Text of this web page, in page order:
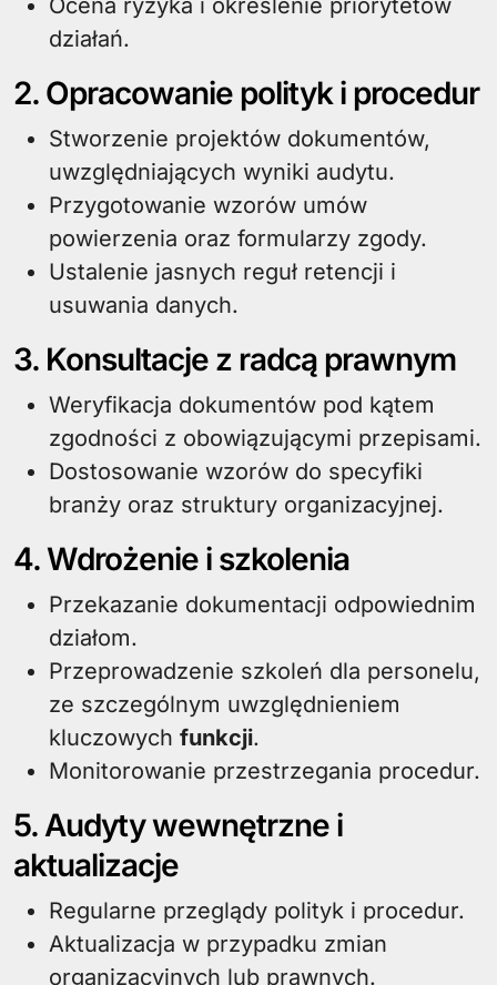
Ocena ryzyka i określenie priorytetów
działań.
2. Opracowanie polityk i procedur
Stworzenie projektów dokumentów,
uwzględniających wyniki audytu.
Przygotowanie wzorów umów
powierzenia oraz formularzy zgody.
Ustalenie jasnych reguł retencji i
usuwania danych.
3. Konsultacje z radcą prawnym
Weryfikacja dokumentów pod kątem
zgodności z obowiązującymi przepisami.
Dostosowanie wzorów do specyfiki
branży oraz struktury organizacyjnej.
4. Wdrożenie i szkolenia
Przekazanie dokumentacji odpowiednim
działom.
Przeprowadzenie szkoleń dla personelu,
ze szczególnym uwzględnieniem
kluczowych funkcji.
Monitorowanie przestrzegania procedur.
5. Audyty wewnętrzne i
aktualizacje
Regularne przeglądy polityk i procedur.
Aktualizacja w przypadku zmian
organizacyjnych lub prawnych.